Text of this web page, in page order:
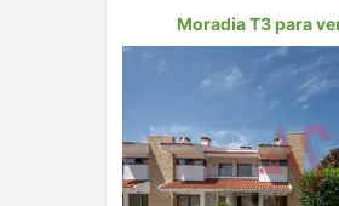
Moradia T3 para